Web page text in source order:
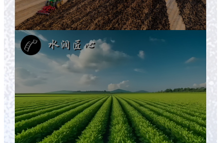
寒区水资源与水利工程重点实验室